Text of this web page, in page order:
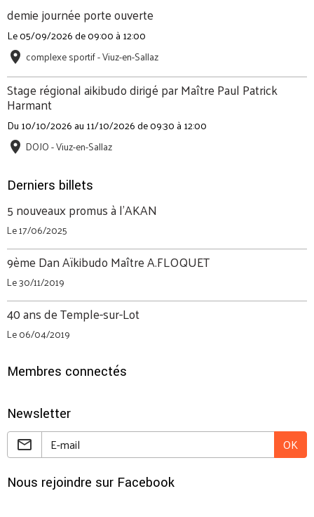
demie journée porte ouverte
Le 05/09/2026de 09:00 à 12:00
complexe sportif - Viuz-en-Sallaz
Stage régional aikibudo dirigé par Maître Paul Patrick
Harmant
Du 10/10/2026 au 11/10/2026de 09:30 à 12:00
DOJO - Viuz-en-Sallaz
Derniers billets
5 nouveaux promus à l'AKAN
Le 17/06/2025
9ème Dan Aïkibudo Maître A.FLOQUET
Le 30/11/2019
40 ans de Temple-sur-Lot
Le 06/04/2019
Membres connectés
Newsletter
OK
Nous rejoindre sur Facebook